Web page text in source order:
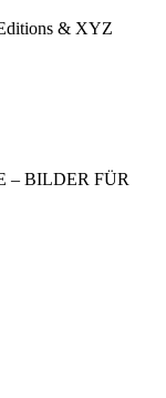
& XYZ
– BILDER FÜR